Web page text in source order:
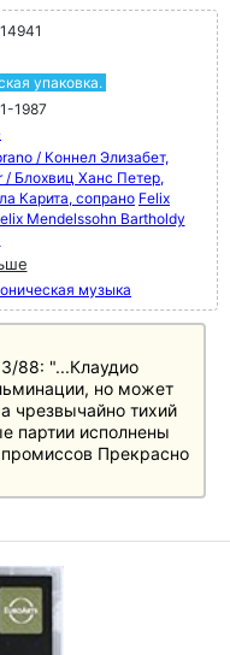
упаковка.
1987
/ Коннел Элизабет,
/ Блохвиц Ханс Петер,
Карита, сопрано Felix
Mendelssohn Bartholdy
музыка
88: "...Клаудио
но может
чрезвычайно тихий
партии исполнены
Прекрасно